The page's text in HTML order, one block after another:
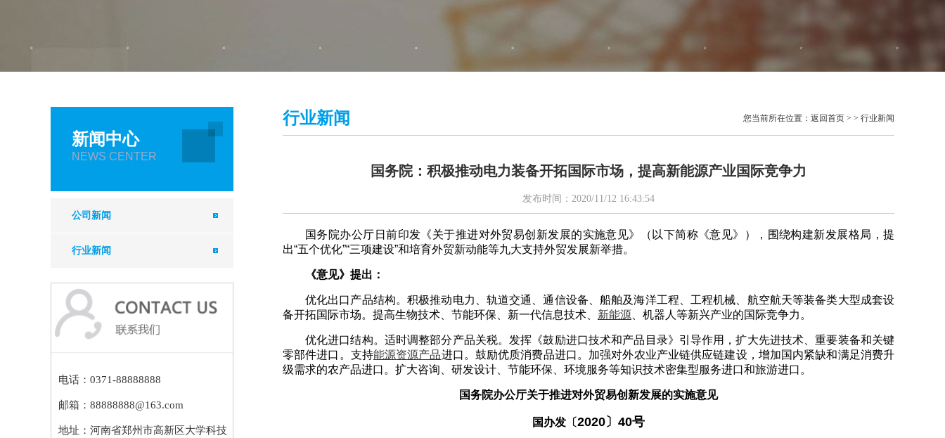
新闻中心
NEWS CENTER
公司新闻
行业新闻
电话：0371-88888888
邮箱：88888888@163.com
地址：河南省郑州市高新区大学科技
行业新闻 您当前所在位置： 返回首页 > > 行业新闻
国务院：积极推动电力装备开拓国际市场，提高新能源产业国际竞争力
发布时间：2020/11/12 16:43:54
国务院办公厅日前印发《关于推进对外贸易创新发展的实施意见》（以下简称《意见》），围绕构建新发展格局，提
出“五个优化”“三项建设”和培育外贸新动能等九大支持外贸发展新举措。
《意见》提出：
优化出口产品结构。积极推动电力、轨道交通、通信设备、船舶及海洋工程、工程机械、航空航天等装备类大型成套设
备开拓国际市场。提高生物技术、节能环保、新一代信息技术、 新能源 、机器人等新兴产业的国际竞争力。
优化进口结构。适时调整部分产品关税。发挥《鼓励进口技术和产品目录》引导作用，扩大先进技术、重要装备和关键
零部件进口。支持能源资源产品进口。鼓励优质消费品进口。加强对外农业产业链供应链建设，增加国内紧缺和满足消费升
级需求的农产品进口。扩大咨询、研发设计、节能环保、环境服务等知识技术密集型服务进口和旅游进口。
国务院办公厅关于推进对外贸易创新发展的实施意见
国办发〔2020〕40号